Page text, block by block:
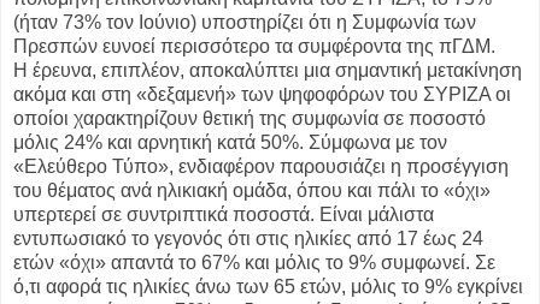
(ήταν 73% τον Ιούνιο) υποστηρίζει ότι η Συμφωνία των
Πρεσπών ευνοεί περισσότερο τα συμφέροντα της πΓΔΜ.
Η έρευνα, επιπλέον, αποκαλύπτει μια σημαντική μετακίνηση
ακόμα και στη «δεξαμενή» των ψηφοφόρων του ΣΥΡΙΖΑ οι
οποίοι χαρακτηρίζουν θετική της συμφωνία σε ποσοστό
μόλις 24% και αρνητική κατά 50%. Σύμφωνα με τον
«Ελεύθερο Τύπο», ενδιαφέρον παρουσιάζει η προσέγγιση
του θέματος ανά ηλικιακή ομάδα, όπου και πάλι το «όχι»
υπερτερεί σε συντριπτικά ποσοστά. Είναι μάλιστα
εντυπωσιακό το γεγονός ότι στις ηλικίες από 17 έως 24
ετών «όχι» απαντά το 67% και μόλις το 9% συμφωνεί. Σε
ό,τι αφορά τις ηλικίες άνω των 65 ετών, μόλις το 9% εγκρίνει